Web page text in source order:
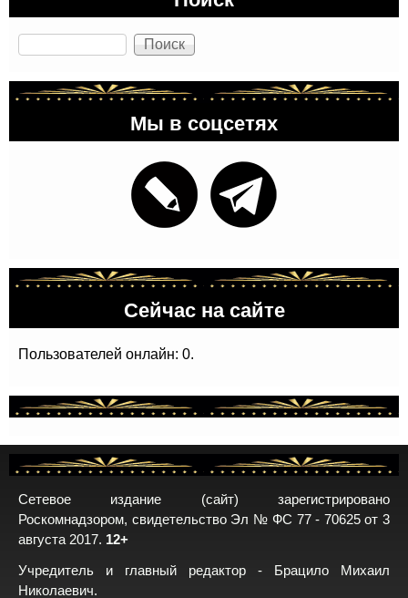
Поиск
Мы в соцсетях
Сейчас на сайте
Пользователей онлайн: 0.
Сетевое издание (сайт) зарегистрировано
Роскомнадзором, свидетельство Эл № ФС 77 - 70625 от 3
августа 2017. 12+
Учредитель и главный редактор - Брацило Михаил
Николаевич.